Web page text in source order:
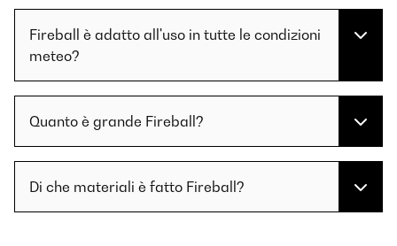
Fireball è adatto all'uso in tutte le condizioni
meteo?
Quanto è grande Fireball?
Di che materiali è fatto Fireball?